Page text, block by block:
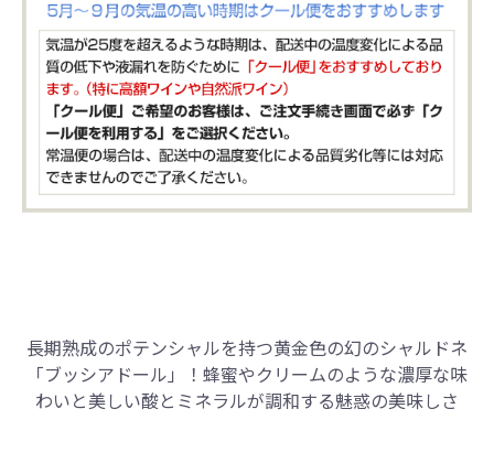
長期熟成のポテンシャルを持つ黄金色の幻のシャルドネ
「ブッシアドール」！ 蜂蜜やクリームのような濃厚な味
わいと美しい酸とミネラルが調和する魅惑の美味しさ